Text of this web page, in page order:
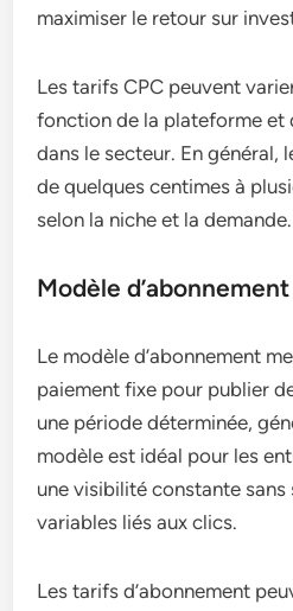
maximiser le retour sur
Les tarifs CPC peuvent
fonction de la plateforme et
dans le secteur. En général,
de quelques centimes à
selon la niche et la demande.
Modèle
Le modèle d’abonnement
paiement fixe pour publier
une période déterminée,
modèle est idéal pour les
une visibilité constante
variables liés aux clics.
Les tarifs d’abonnement